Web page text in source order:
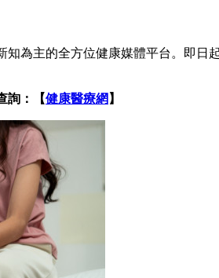
知為主的全方位健康媒體平台。即
詢：【健康醫療網 】